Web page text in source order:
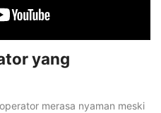
yang
merasa nyaman meski